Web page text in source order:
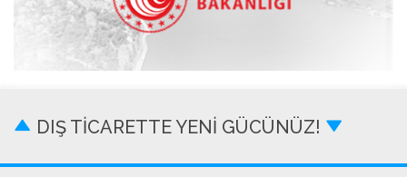
DIŞ TİCARETTE YENİ GÜCÜNÜZ!